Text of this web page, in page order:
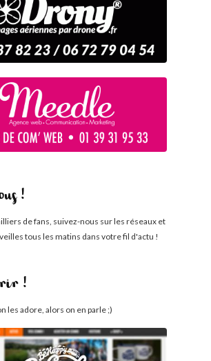
!
de fans, suivez-nous sur les réseaux et
tous les matins dans votre fil d'actu !
!
les adore, alors on en parle ;)